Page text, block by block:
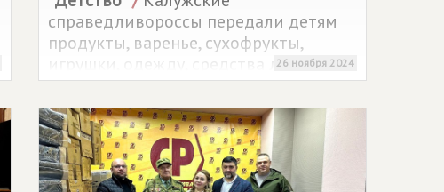
справедливороссы передали детям
продукты, варенье, сухофрукты,
игрушки, одежду, средства личной
гигиены, бытовую химию.
26 ноября 2024